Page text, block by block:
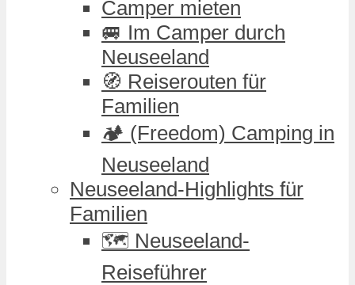
Camper mieten
🚐 Im Camper durch
Neuseeland
🧭 Reiserouten für
Familien
🏕️ (Freedom) Camping in
Neuseeland
Neuseeland-Highlights für
Familien
🗺️ Neuseeland-
Reiseführer